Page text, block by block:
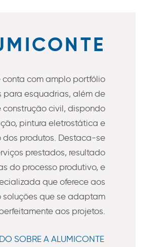
conta com amplo portfólio
para esquadrias, além de
civil, dispondo
pintura eletrostática e
produtos. Destaca-se
prestados, resultado
do processo produtivo, e
que oferece aos
que se adaptam
aos projetos.
SOBRE A ALUMICONTE